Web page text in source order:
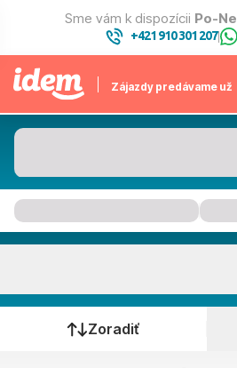
Sme vám k dispozícii Po-
+421 910 301 207|
Zájazdy predávame už
Kedy cestujete?
Zoradiť